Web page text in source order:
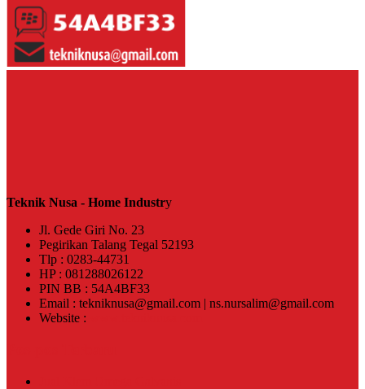
Teknik Nusa - Home Industry
Jl. Gede Giri No. 23
Pegirikan Talang Tegal 52193
Tlp : 0283-44731
HP : 081288026122
PIN BB : 54A4BF33
Email : tekniknusa@gmail.com | ns.nursalim@gmail.com
Website :